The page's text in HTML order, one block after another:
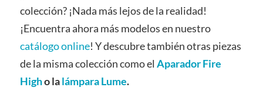
colección? ¡Nada más lejos de la realidad!
¡Encuentra ahora más modelos en nuestro
catálogo online! Y descubre también otras piezas
de la misma colección como el Aparador Fire
Higho lalámpara Lume.